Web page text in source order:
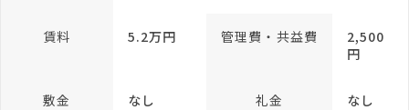
賃料 5.2万円 管理費・共益費
2,500
円
敷金 なし 礼金 なし